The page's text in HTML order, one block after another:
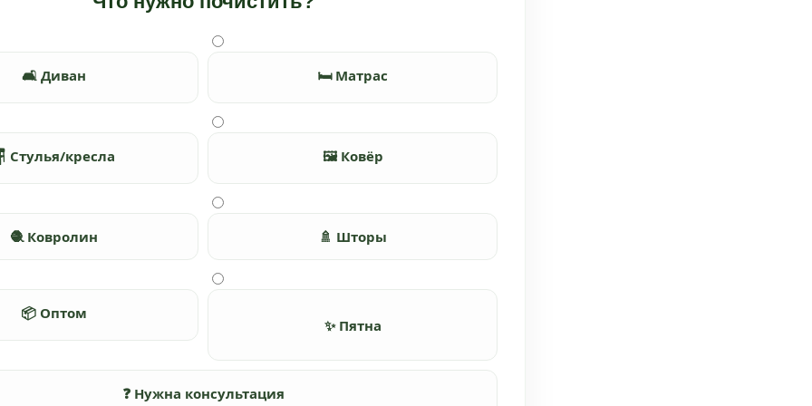
🛋️ Диван 🛏️ Матрас
Стулья/кресла 🖼️ Ковёр
🧶 Ковролин 🚿 Шторы
📦 Оптом
✨ Пятна
❓ Нужна консультация